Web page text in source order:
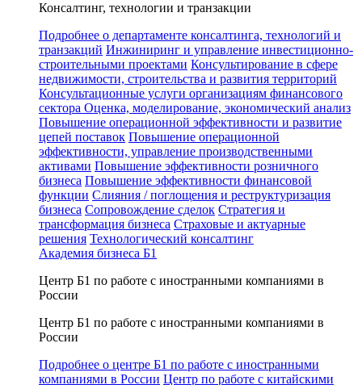
Консалтинг, технологии и транзакции
Подробнее о департаменте консалтинга, технологий и
транзакций Инжиниринг и управление инвестиционно-
строительными проектами Консультирование в сфере
недвижимости, строительства и развития территорий
Консультационные услуги организациям финансового
сектора Оценка, моделирование, экономический анализ
Повышение операционной эффективности и развитие
цепей поставок Повышение операционной
эффективности, управление производственными
активами Повышение эффективности розничного
бизнеса Повышение эффективности финансовой
функции Слияния / поглощения и реструктуризация
бизнеса Сопровождение сделок Стратегия и
трансформация бизнеса Страховые и актуарные
решения Технологический консалтинг
Академия бизнеса Б1
Центр Б1 по работе с иностранными компаниями в
России
Центр Б1 по работе с иностранными компаниями в
России
Подробнее о центре Б1 по работе с иностранными
компаниями в России Центр по работе с китайскими